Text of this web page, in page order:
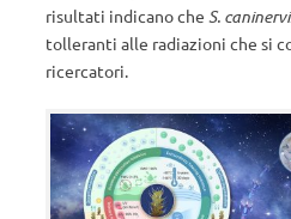
risultati indicano che S.
tolleranti alle radiazioni che si
ricercatori.